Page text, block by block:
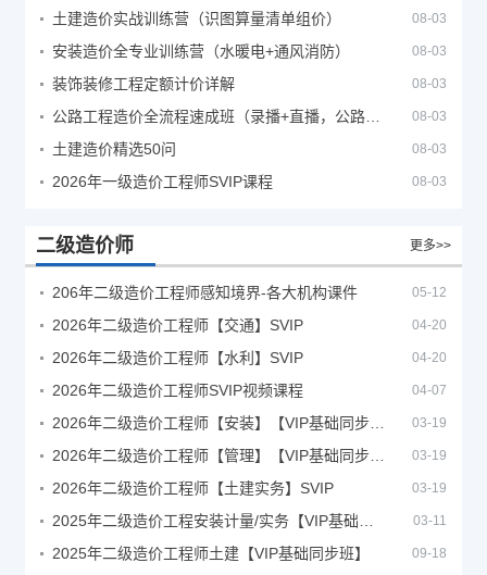
土建造价实战训练营（识图算量清单组价） 08-03
安装造价全专业训练营（水暖电+通风消防） 08-03
装饰装修工程定额计价详解 08-03
08-03
土建造价精选50问 08-03
2026年一级造价工程师SVIP课程 08-03
二级造价师 更多>>
206年二级造价工程师感知境界-各大机构课件 05-12
2026年二级造价工程师【交通】SVIP 04-20
2026年二级造价工程师【水利】SVIP 04-20
2026年二级造价工程师SVIP视频课程 04-07
03-19
03-19
2026年二级造价工程师【土建实务】SVIP 03-19
03-11
2025年二级造价工程师土建【VIP基础同步班】 09-18